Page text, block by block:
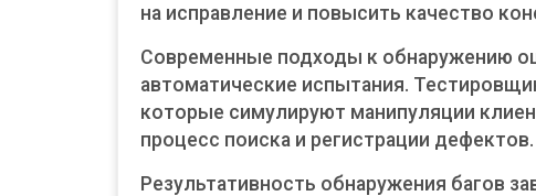
на исправление и повысить качество
Современные подходы к обнаружению
автоматические испытания.
которые симулируют манипуляции
процесс поиска и регистрации дефектов.
Результативность обнаружения багов